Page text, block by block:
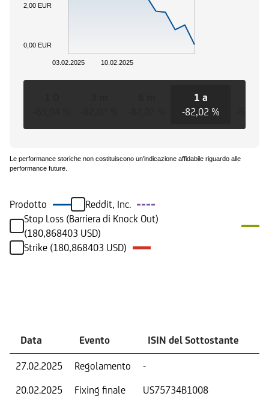
03.02.2025 10.02.2025
0,00 EUR
2,00 EUR
1 a
-82,02 %
Le performance storiche non costituiscono un'indicazione affidabile riguardo alle
performance future.
Prodotto
Reddit, Inc.
Stop Loss (Barriera di Knock Out)
(180,868403 USD)
Strike (180,868403 USD)
Data Evento ISIN del Sottostante
27.02.2025 Regolamento -
20.02.2025
Fixing finale
US75734B1008